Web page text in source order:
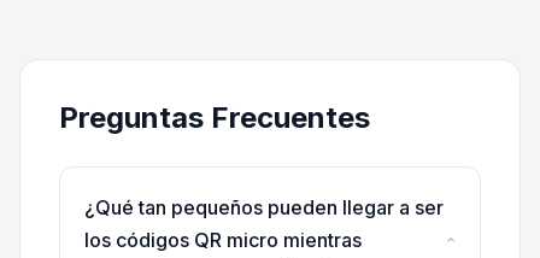
Preguntas Frecuentes
¿Qué tan pequeños pueden llegar a ser
los códigos QR micro mientras